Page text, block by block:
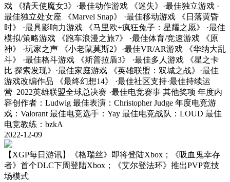
戏 《猎天使魔女3》·最佳动作游戏 《迷失》·最佳独立游戏 ·
最佳独立处女座 《Marvel Snap》 ·最佳移动游戏 《日落黄昏
时》 ·最具影响力游戏 《马里欧+疯狂兔子：星耀之愿》 ·最佳
模拟/策略游戏 《跑车浪漫之旅7》 ·最佳体育/竞速游戏 《原
神》 ·玩家之声 《小老鼠莫斯2》·最佳VR/AR游戏 《华纳大乱
斗》 ·最佳格斗游戏 《斯普拉盾3》 ·最佳多人游戏 《星之卡
比 探索发现》·最佳家庭游戏 《英雄联盟：双城之战》·最佳
游戏改编作品 《最终幻想14》 ·最佳社区支持·最佳持续运
营 2022英雄联盟全球总决赛 ·最佳电竞赛事 其他奖项 年度内
容创作者：Ludwig 最佳表演：Christopher Judge 年度电竞游
戏：Valorant 最佳电竞选手：Yay 最佳电竞战队：LOUD 最佳
电竞教练：bzkA
2022-12-09
【XGP每日游讯】《格瑞丝》即将登陆Xbox；《吸血鬼幸存
者》首个DLC下周登陆Xbox；《艾尔登法环》推出PVP竞技
场模式